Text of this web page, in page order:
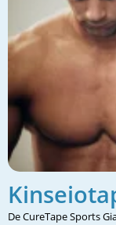
De CureTape Sports